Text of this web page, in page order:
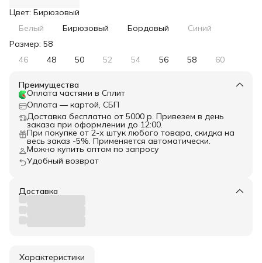
Цвет: Бирюзовый
Белый
Бирюзовый Бордовый
Синий
Размер: 58
46
48 50 52 54 56 58 60
Преимущества
Оплата частями в Сплит
Оплата — картой, СБП
Доставка бесплатно от 5000 р. Привезем в день
заказа при оформлении до 12:00.
При покупке от 2-х штук любого товара, скидка на
весь заказ -5%. Применяется автоматически.
Можно купить оптом по запросу
Удобный возврат
Доставка
Характеристики